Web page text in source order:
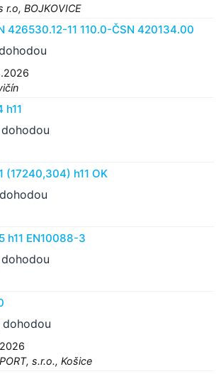
r.o, BOJKOVICE
426530.12-11 110.0-ČSN 420134.00
h11
dohodou
(17240,304) h11 OK
dohodou
h11 EN10088-3
dohodou
dohodou
s.r.o., Košice